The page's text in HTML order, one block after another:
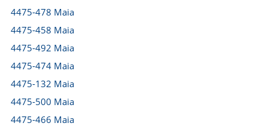
4475-478 Maia
4475-458 Maia
4475-492 Maia
4475-474 Maia
4475-132 Maia
4475-500 Maia
4475-466 Maia